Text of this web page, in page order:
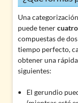
Una
puede tener
compuestas de
tiempo perfecto,
obtener una
siguientes:
El gerundio